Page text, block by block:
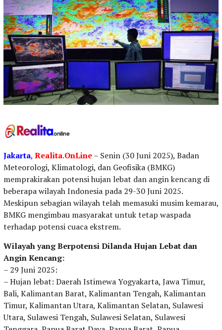
Jakarta, Realita.OnLine– Senin (30 Juni 2025), Badan
Meteorologi, Klimatologi, dan Geofisika (BMKG)
memprakirakan potensi hujan lebat dan angin kencang di
beberapa wilayah Indonesia pada 29-30 Juni 2025.
Meskipun sebagian wilayah telah memasuki musim kemarau,
BMKG mengimbau masyarakat untuk tetap waspada
terhadap potensi cuaca ekstrem.
Wilayah yang Berpotensi Dilanda Hujan Lebat dan
Angin Kencang:
– 29 Juni 2025:
– Hujan lebat: Daerah Istimewa Yogyakarta, Jawa Timur,
Bali, Kalimantan Barat, Kalimantan Tengah, Kalimantan
Timur, Kalimantan Utara, Kalimantan Selatan, Sulawesi
Utara, Sulawesi Tengah, Sulawesi Selatan, Sulawesi